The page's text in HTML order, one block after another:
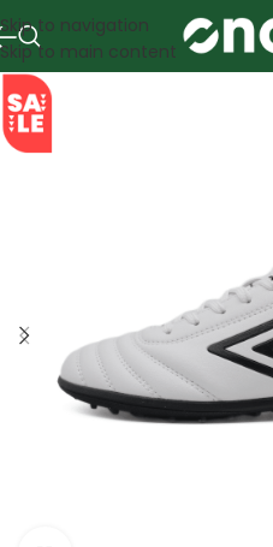
Skip to navigation
Skip to main content
SALE